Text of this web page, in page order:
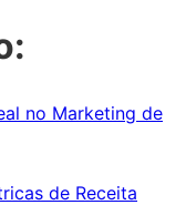
no Marketing de
de Receita